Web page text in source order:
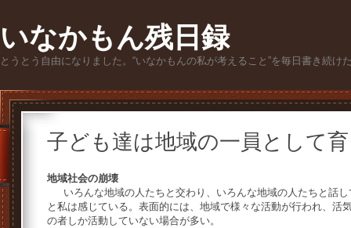
いなかもん残日録
とうとう自由になりました。“いなかもんの私が考えること”を毎日書き続け
子ども達は地域の一員として
地域社会の崩壊
いろんな地域の人たちと交わり、いろんな地域の人たちと話
と私は感じている。表面的には、地域で様々な活動が行われ、活
の者しか活動していない場合が多い。